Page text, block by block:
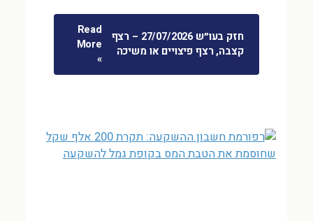
חזק בעו״ש 27/07/2026 – רצף
קצבה, רצף פיצויים או משיכה
Read
More
»